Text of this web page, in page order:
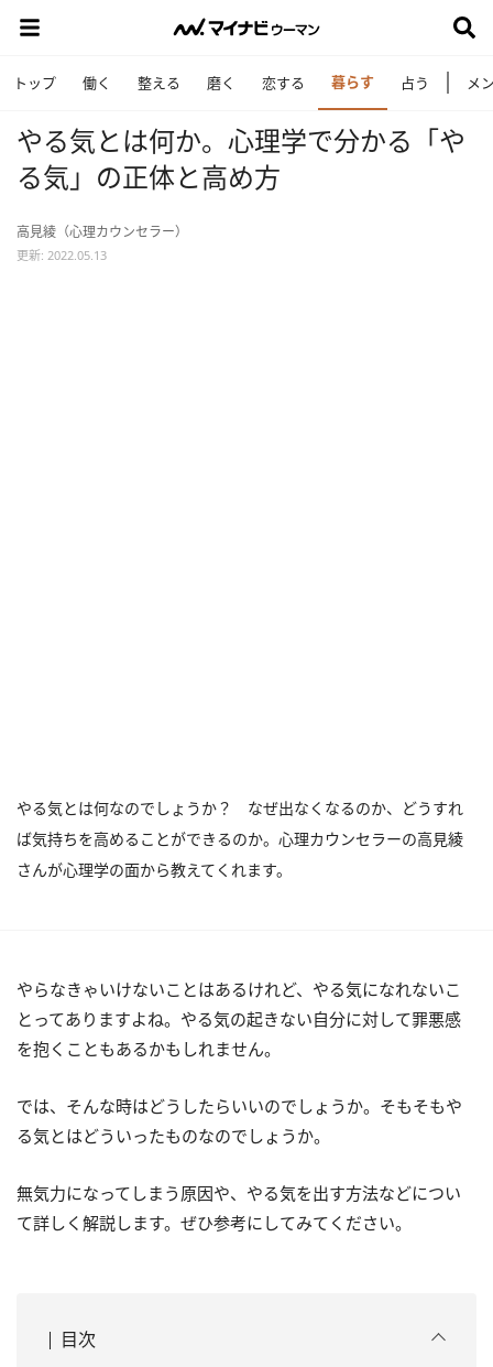
トップ 働く 整える 磨く 恋する 暮らす 占う メ
やる気とは何か。心理学で分かる「や
る気」の正体と高め方
高見綾（心理カウンセラー）
更新: 2022.05.13
やる気とは何なのでしょうか？ なぜ出なくなるのか、どうすれ
ば気持ちを高めることができるのか。心理カウンセラーの高見綾
さんが心理学の面から教えてくれます。
やらなきゃいけないことはあるけれど、やる気になれないこ
とってありますよね。やる気の起きない自分に対して罪悪感
を抱くこともあるかもしれません。
では、そんな時はどうしたらいいのでしょうか。そもそもや
る気とはどういったものなのでしょうか。
無気力になってしまう原因や、やる気を出す方法などについ
て詳しく解説します。ぜひ参考にしてみてください。
目次